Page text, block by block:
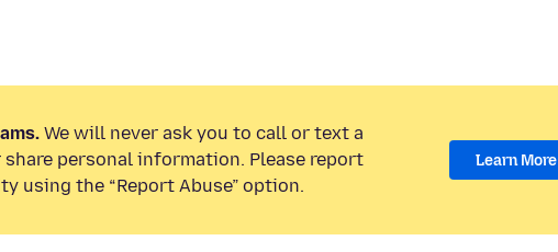
We will never ask you to call or text a
share personal information. Please report
using the “Report Abuse” option.
Learn More